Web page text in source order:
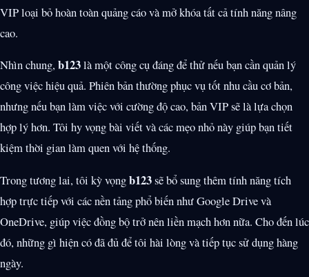
VIP loại bỏ hoàn toàn quảng cáo và mở khóa tất cả tính năng nâng
cao.
Nhìn chung,b123là một công cụ đáng để thử nếu bạn cần quản lý
công việc hiệu quả. Phiên bản thường phục vụ tốt nhu cầu cơ bản,
nhưng nếu bạn làm việc với cường độ cao, bản VIP sẽ là lựa chọn
hợp lý hơn. Tôi hy vọng bài viết và các mẹo nhỏ này giúp bạn tiết
kiệm thời gian làm quen với hệ thống.
Trong tương lai, tôi kỳ vọngb123sẽ bổ sung thêm tính năng tích
hợp trực tiếp với các nền tảng phổ biến như Google Drive và
OneDrive, giúp việc đồng bộ trở nên liền mạch hơn nữa. Cho đến lúc
đó, những gì hiện có đã đủ để tôi hài lòng và tiếp tục sử dụng hàng
ngày.